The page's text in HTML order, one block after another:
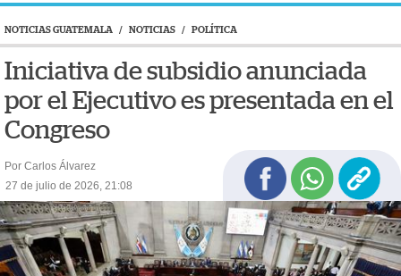
NOTICIAS GUATEMALA / NOTICIAS / POLÍTICA
Iniciativa de subsidio anunciada
por el Ejecutivo es presentada en el
Congreso
Por Carlos Álvarez
27 de julio de 2026, 21:08